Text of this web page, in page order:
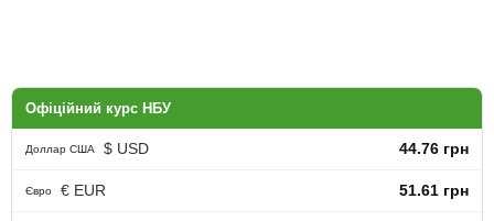
Офіційний курс НБУ
Доллар США $ USD 44.76 грн
Євро € EUR 51.61 грн